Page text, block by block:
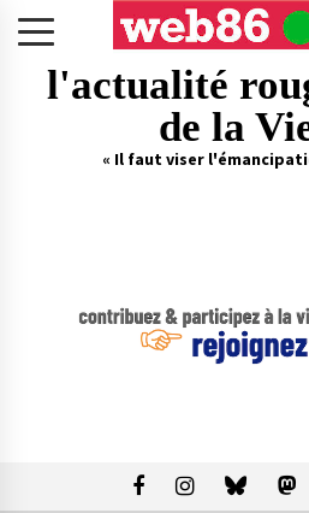
l'actualité
de la
« Il faut viser